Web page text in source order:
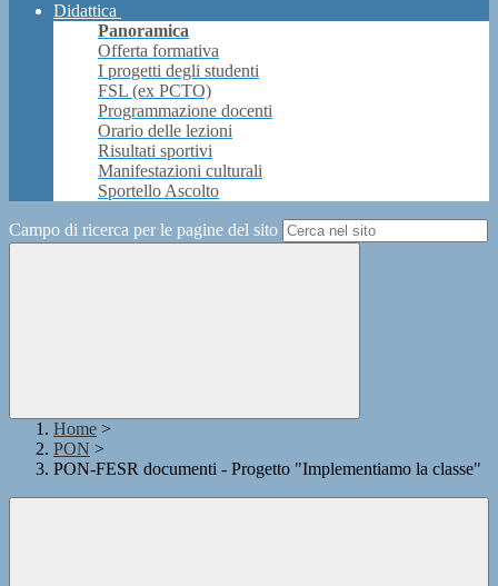
Didattica
Panoramica
Offerta formativa
I progetti degli studenti
FSL (ex PCTO)
Programmazione docenti
Orario delle lezioni
Risultati sportivi
Manifestazioni culturali
Sportello Ascolto
Campo di ricerca per le pagine del sito
Home >
PON >
PON-FESR documenti - Progetto "Implementiamo la classe"